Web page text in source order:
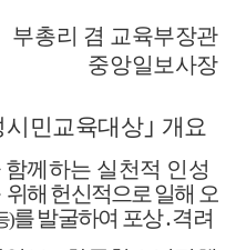
부총리 겸 교육부장관
중앙일보사장
시민교육대상｣ 개요
함께하는 실천적 인성
위해 헌신적으로 일해 오
)를 발굴하여 포상․격려